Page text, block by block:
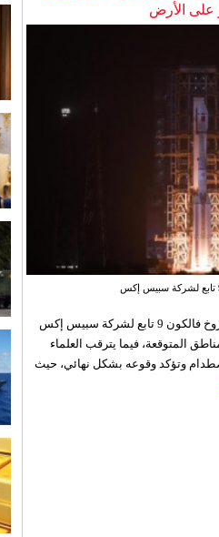
على الأرض
يُعتقد أن جزءاً ضخماً تائهاً من صاروخ فالكون 9 تابع لشركة سبيس إكس
المتوقعة، فيما يترقب العلماء
وتؤكد وقوعه بشكل نهائي، حيث